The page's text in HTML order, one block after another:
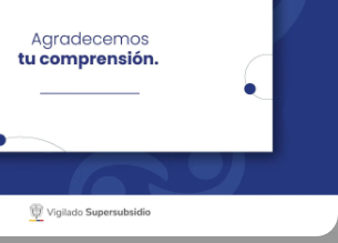
Sedes Directorio Servicios En Línea